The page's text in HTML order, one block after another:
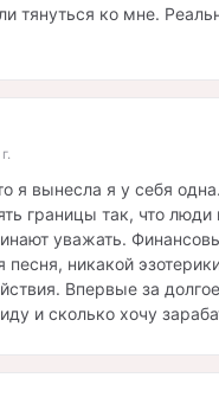
тянуться ко мне.
я вынесла я у себя
границы так, что люди
уважать.
песня, никакой
Впервые за
и сколько хочу